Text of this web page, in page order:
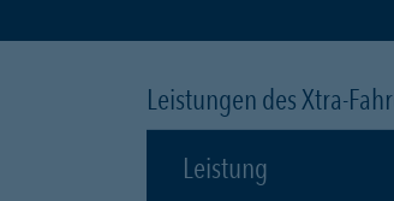
Leistungen des Xtra-
Leistung